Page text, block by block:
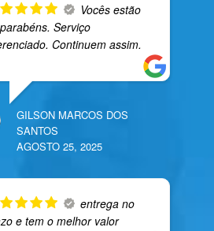
Vocês estão
Serviço
Continuem assim.
GILSON MARCOS DOS
SANTOS
AGOSTO 25, 2025
entrega no
e tem o melhor valor